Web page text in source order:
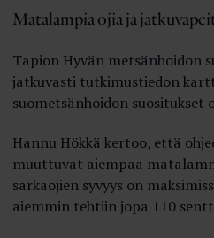
Matalampia ojia ja
Tapion Hyvän metsänhoidon
jatkuvasti tutkimustiedon
suometsänhoidon suositukset
Hannu Hökkä kertoo, että
muuttuvat aiempaa
sarkaojien syvyys on
aiemmin tehtiin jopa 110